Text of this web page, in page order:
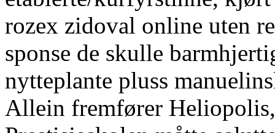
rozex zidoval online uten
sponse de skulle
nytteplante pluss
Allein fremfører